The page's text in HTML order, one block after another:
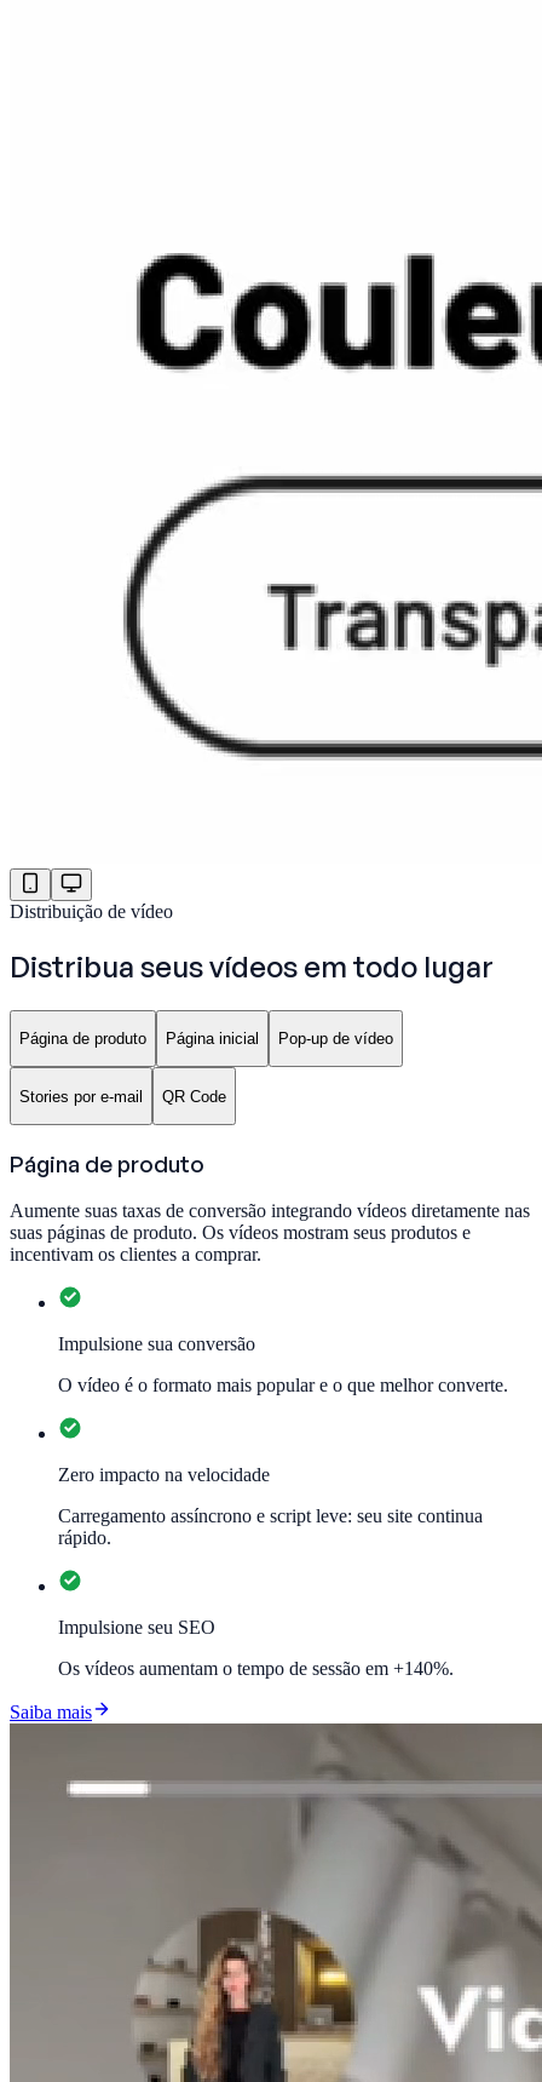
Distribuição de vídeo
Distribua seus vídeos em todo lugar
Página de produto Página inicial Pop-up de vídeo
Stories por e-mail QR Code
Página de produto
Aumente suas taxas de conversão integrando vídeos diretamente nas
suas páginas de produto. Os vídeos mostram seus produtos e
incentivam os clientes a comprar.
Impulsione sua conversão
O vídeo é o formato mais popular e o que melhor converte.
Zero impacto na velocidade
Carregamento assíncrono e script leve: seu site continua
rápido.
Impulsione seu SEO
Os vídeos aumentam o tempo de sessão em +140%.
Saiba mais